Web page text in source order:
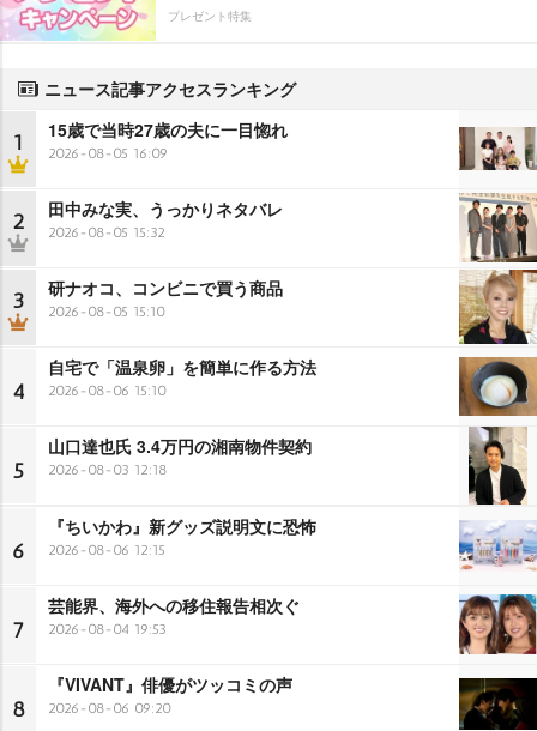
プレゼント特集
ニュース記事アクセスランキング
1 15歳で当時27歳の夫に一目惚れ
2026-08-05 16:09
2 田中みな実、うっかりネタバレ
2026-08-05 15:32
3 研ナオコ、コンビニで買う商品
2026-08-05 15:10
4
自宅で「温泉卵」を簡単に作る方法
2026-08-06 15:10
5
山口達也氏 3.4万円の湘南物件契約
2026-08-03 12:18
6
『ちいかわ』新グッズ説明文に恐怖
2026-08-06 12:15
7
芸能界、海外への移住報告相次ぐ
2026-08-04 19:53
8
『VIVANT』俳優がツッコミの声
2026-08-06 09:20